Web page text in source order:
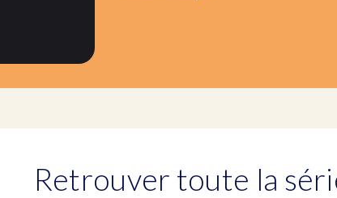
Retrouver toute la